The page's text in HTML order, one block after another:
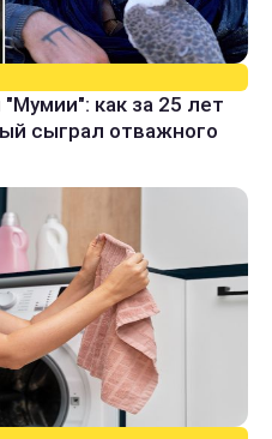
как за 25 лет
сыграл отважного